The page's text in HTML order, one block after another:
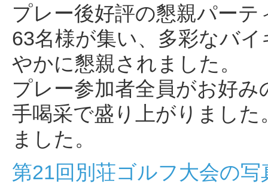
プレー後好評の懇親パー
63名様が集い、多彩なバ
やかに懇親されました。
プレー参加者全員がお好
手喝采で盛り上がりまし
ました。
第21回別荘ゴルフ大会の